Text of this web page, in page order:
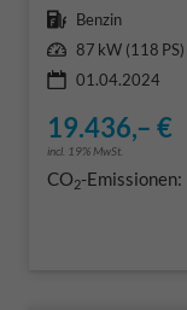
Kraftstoff Benzin
Leistung 87 kW (118 PS)
01.04.2024
19.436,– €
incl. 19% MwSt.
CO2-Emissionen: